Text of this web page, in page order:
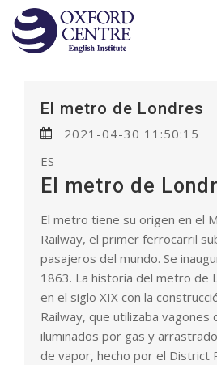
El metro de Londres
2021-04-30 11:50:15
ES
El metro de
El metro tiene su origen en el
Railway, el primer ferrocarril
pasajeros del mundo. Se
1863. La historia del metro de
en el siglo XIX con la
Railway, que utilizaba vagones
iluminados por gas y
de vapor, hecho por el District